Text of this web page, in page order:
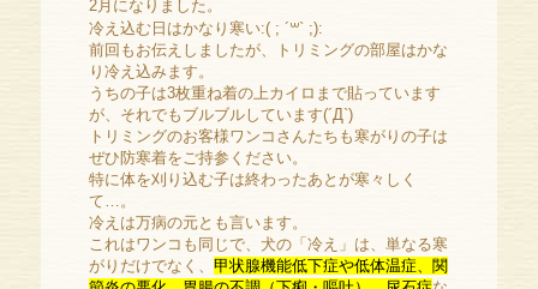
2月になりました。
冷え込む日はかなり寒い:( ; ´꒳` ;):
前回もお伝えしましたが、トリミングの部屋はかな
り冷え込みます。
うちの子は3枚重ね着の上カイロまで貼っています
が、それでもブルブルしています(´Д`)
トリミングのお客様ワンコさんたちも寒がりの子は
ぜひ防寒着をご持参ください。
特に体を刈り込む子は終わったあとが寒々しく
て…。
冷えは万病の元とも言います。
これはワンコも同じで、犬の「冷え」は、単なる寒
がりだけでなく、甲状腺機能低下症や低体温症、関